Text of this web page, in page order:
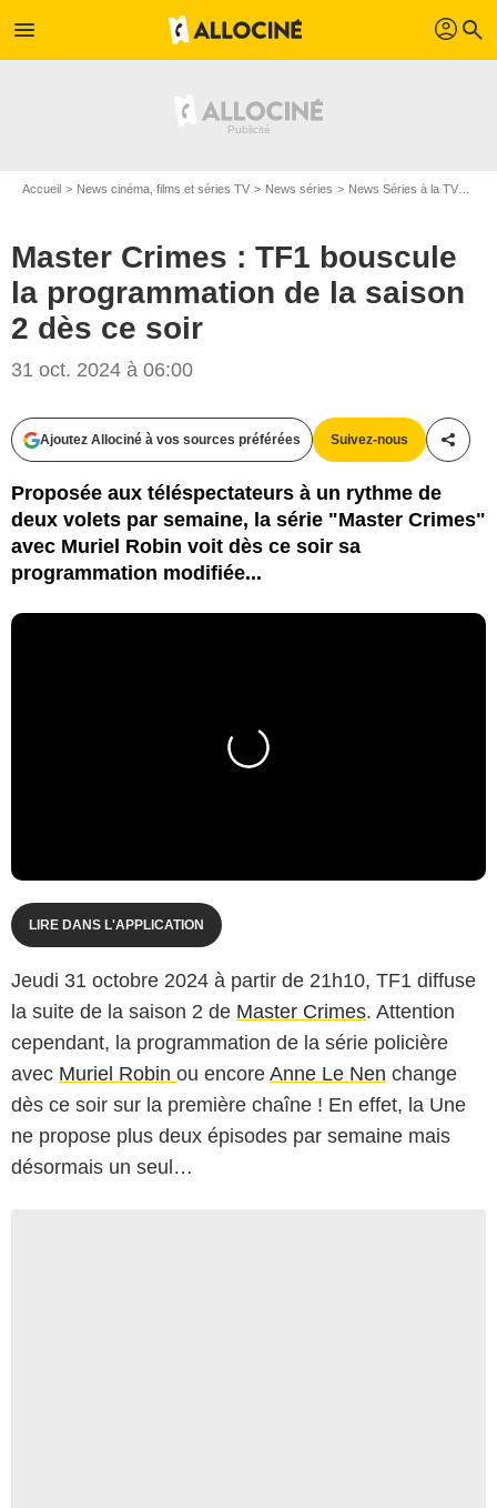
menu profil search
Accueil News cinéma, films et séries TV News séries News Séries à la TV
Master Crimes : TF1 bouscule
la programmation de la saison
2 dès ce soir
31 oct. 2024 à 06:00
Ajoutez Allociné à vos sources préférées Suivez-nous
Proposée aux téléspectateurs à un rythme de
deux volets par semaine, la série "Master Crimes"
avec Muriel Robin voit dès ce soir sa
programmation modifiée...
LIRE DANS L'APPLICATION
Jeudi 31 octobre 2024 à partir de 21h10, TF1 diffuse
la suite de la saison 2 de Master Crimes. Attention
cependant, la programmation de la série policière
avec Muriel Robin ou encore Anne Le Nen change
dès ce soir sur la première chaîne ! En effet, la Une
ne propose plus deux épisodes par semaine mais
désormais un seul…